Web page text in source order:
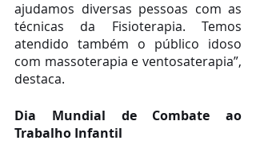
ajudamos diversas pessoas com as
técnicas da Fisioterapia. Temos
atendido também o público idoso
com massoterapia e ventosaterapia”,
destaca.
Dia Mundial de Combate ao
Trabalho Infantil